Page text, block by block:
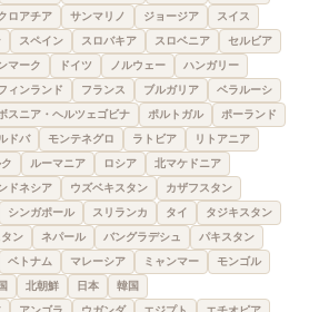
ロアチア サンマリノ ジョージア
スイス
スペイン スロバキア スロベニア
セルビア
マーク ドイツ ノルウェー
ハンガリー
ィンランド フランス ブルガリア
ベラルーシ
スニア・ヘルツェゴビナ ポルトガル
ポーランド
ドバ モンテネグロ ラトビア
リトアニア
ルーマニア ロシア 北マケドニア
ドネシア ウズベキスタン
カザフスタン
シンガポール スリランカ タイ
タジキスタン
タン
ネパール バングラデシュ
パキスタン
ベトナム マレーシア ミャンマー
モンゴル
北朝鮮 日本 韓国